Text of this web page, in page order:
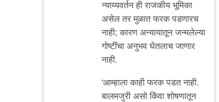
reply
ते
तुलनेसाठी
आहे.
इथे
न्याय्यवर्तन ही राजकीय भूमिका
असेल तर मुळात फरक पडणारच
नाही; कारण अन्यायातून जन्मलेल्या
गोष्टींचा अनुभव घेतलाच जाणार
नाही.
'आम्हाला काही फरक पडत नाही.
बालमजुरी असो किंवा शोषणातून